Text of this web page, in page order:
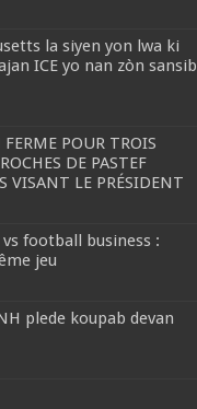
la siyen yon lwa ki
ICE yo nan zòn sansib
POUR TROIS
DE PASTEF
VISANT LE PRÉSIDENT
football business :
jeu
plede koupab devan